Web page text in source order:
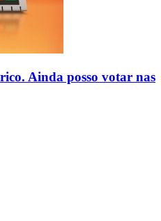
Ainda posso votar nas